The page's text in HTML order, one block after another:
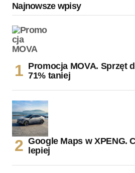
Najnowsze wpisy
Promocja MOVA. Sprzęt
71% taniej
Google Maps w XPENG.
lepiej